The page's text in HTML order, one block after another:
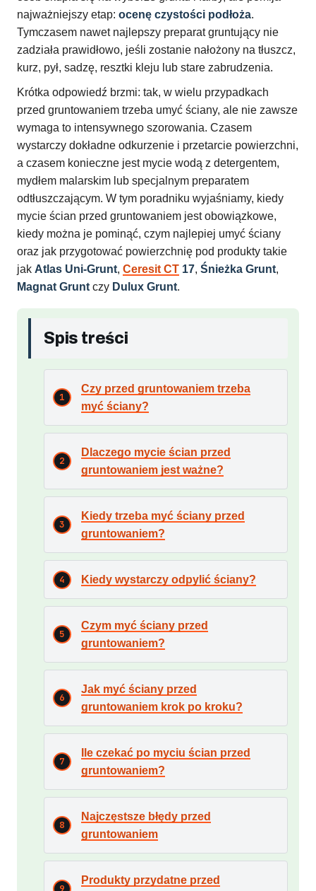
najważniejszy etap: ocenę czystości podłoża.
Tymczasem nawet najlepszy preparat gruntujący nie
zadziała prawidłowo, jeśli zostanie nałożony na tłuszcz,
kurz, pył, sadzę, resztki kleju lub stare zabrudzenia.
Krótka odpowiedź brzmi: tak, w wielu przypadkach
przed gruntowaniem trzeba umyć ściany, ale nie zawsze
wymaga to intensywnego szorowania. Czasem
wystarczy dokładne odkurzenie i przetarcie powierzchni,
a czasem konieczne jest mycie wodą z detergentem,
mydłem malarskim lub specjalnym preparatem
odtłuszczającym. W tym poradniku wyjaśniamy, kiedy
mycie ścian przed gruntowaniem jest obowiązkowe,
kiedy można je pominąć, czym najlepiej umyć ściany
oraz jak przygotować powierzchnię pod produkty takie
jak Atlas Uni-Grunt, Ceresit CT 17, Śnieżka Grunt,
Magnat Grunt czy Dulux Grunt.
Spis treści
Czy przed gruntowaniem trzeba
myć ściany?
Dlaczego mycie ścian przed
gruntowaniem jest ważne?
Kiedy trzeba myć ściany przed
gruntowaniem?
Kiedy wystarczy odpylić ściany?
Czym myć ściany przed
gruntowaniem?
Jak myć ściany przed
gruntowaniem krok po kroku?
Ile czekać po myciu ścian przed
gruntowaniem?
Najczęstsze błędy przed
gruntowaniem
Produkty przydatne przed